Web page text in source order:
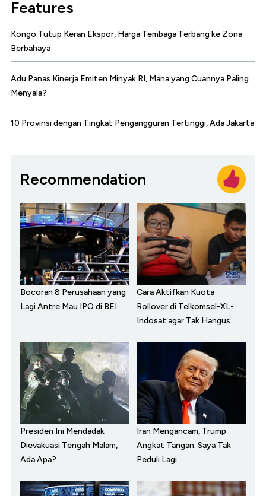
Features
Kongo Tutup Keran Ekspor, Harga Tembaga Terbang ke Zona
Berbahaya
Adu Panas Kinerja Emiten Minyak RI, Mana yang Cuannya Paling
Menyala?
10 Provinsi dengan Tingkat Pengangguran Tertinggi, Ada Jakarta
Recommendation
Bocoran 8 Perusahaan yang
Lagi Antre Mau IPO di BEI
Cara Aktifkan Kuota
Rollover di Telkomsel-XL-
Indosat agar Tak Hangus
Presiden Ini Mendadak
Dievakuasi Tengah Malam,
Ada Apa?
Iran Mengancam, Trump
Angkat Tangan: Saya Tak
Peduli Lagi